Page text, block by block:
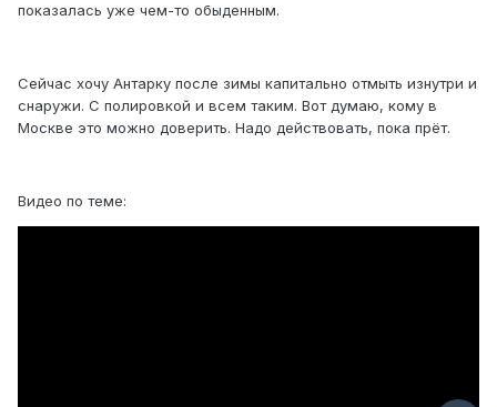
показалась уже чем-то обыденным.
Сейчас хочу Антарку после зимы капитально отмыть изнутри и
снаружи. С полировкой и всем таким. Вот думаю, кому в
Москве это можно доверить. Надо действовать, пока прёт.
Видео по теме: